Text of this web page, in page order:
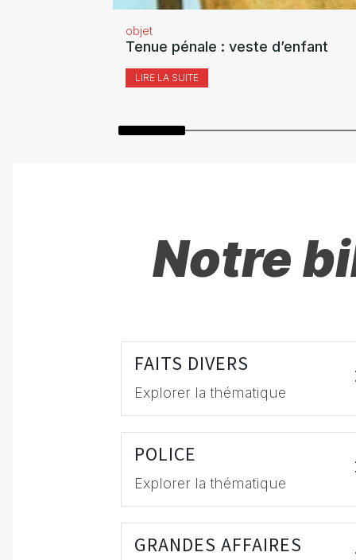
objet
Tenue pénale : veste d’enfant
LIRE LA SUITE
Notre
FAITS DIVERS
Explorer la thématique
POLICE
Explorer la thématique
GRANDES AFFAIRES